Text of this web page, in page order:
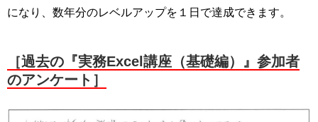
になり、数年分のレベルアップを１日で達成できます。
［過去の『実務Excel講座（基礎編）』参加者
のアンケート］